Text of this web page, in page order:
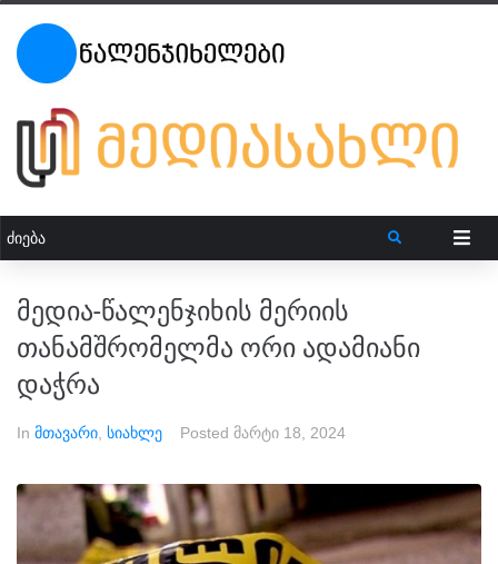
მედია-წალენჯიხის მერიის
თანამშრომელმა ორი ადამიანი
დაჭრა
In მთავარი სიახლე Posted მარტი 18, 2024